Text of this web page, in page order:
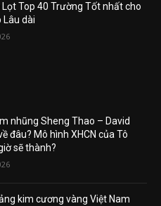
Top 40 Trường Tốt nhất cho
Lâu dài
nhũng Sheng Thao – David
đâu? Mô hình XHCN của Tô
sẽ thành?
kim cương vàng Việt Nam